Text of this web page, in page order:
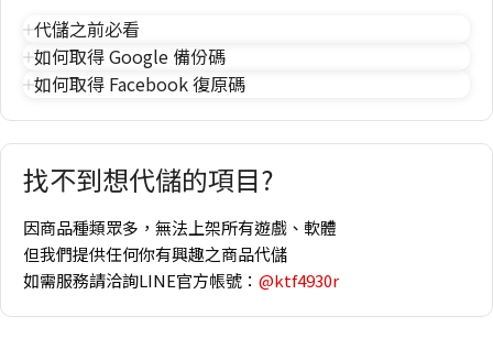
代儲之前必看
如何取得 Google 備份碼
如何取得 Facebook 復原碼
找不到想代儲的項目?
因商品種類眾多，無法上架所有遊戲、軟體
但我們提供任何你有興趣之商品代儲
如需服務請洽詢LINE官方帳號： @ktf4930r